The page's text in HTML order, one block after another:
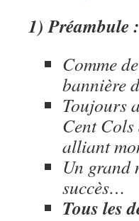
1) Préambule :
Comme
bannière
Toujours
Cent Cols
alliant
Un grand
succès…
Tous les